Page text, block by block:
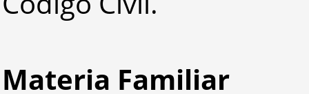
Materia Familiar